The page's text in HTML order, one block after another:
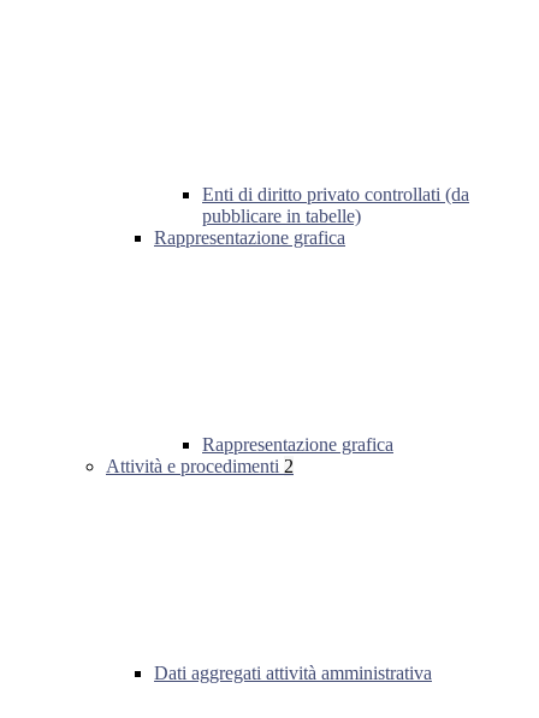
Enti di diritto privato controllati (da
pubblicare in tabelle)
Rappresentazione grafica
Rappresentazione grafica
Attività e procedimenti 2
Dati aggregati attività amministrativa